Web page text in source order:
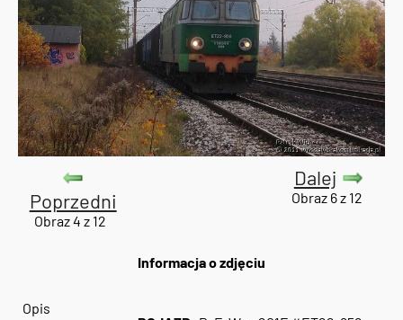
Poprzedni
Obraz 4 z 12
Dalej
Obraz 6 z 12
Informacja o zdjęciu
Opis